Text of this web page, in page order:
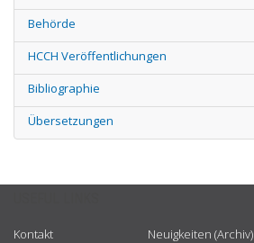
Behörde
HCCH Veröffentlichungen
Bibliographie
Übersetzungen
Kontakt
Neuigkeiten (Archiv)